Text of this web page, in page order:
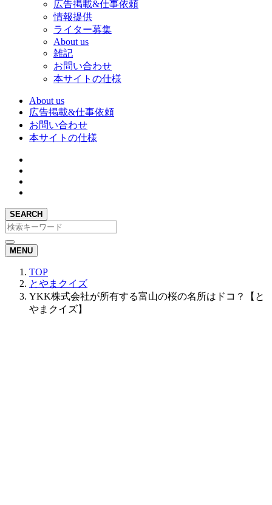
広告掲載&仕事依頼
情報提供
ライター募集
About us
雑記
お問い合わせ
本サイトの仕様
About us
広告掲載&仕事依頼
お問い合わせ
本サイトの仕様
SEARCH
MENU
TOP
とやまクイズ
YKK株式会社が所有する富山の桜の名所はドコ？【と
やまクイズ】